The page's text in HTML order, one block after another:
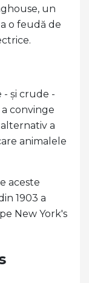
un
o feudă de
și crude -
convinge
a
animalele
aceste
1903 a
New York's